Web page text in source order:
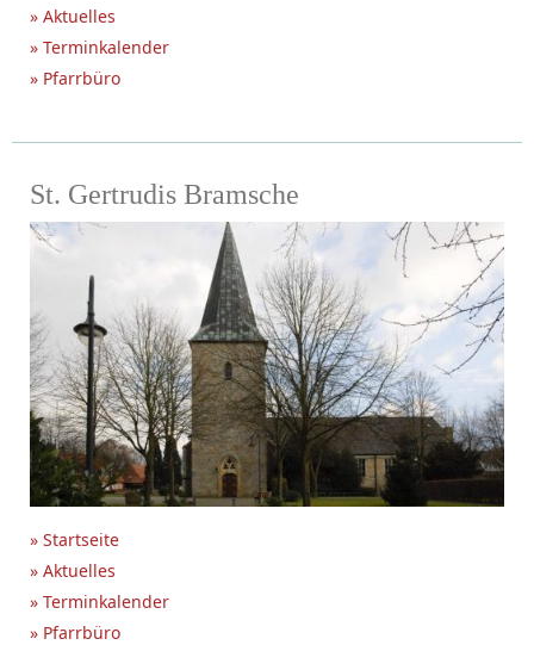
» Aktuelles
» Terminkalender
» Pfarrbüro
St. Gertrudis Bramsche
» Startseite
» Aktuelles
» Terminkalender
» Pfarrbüro